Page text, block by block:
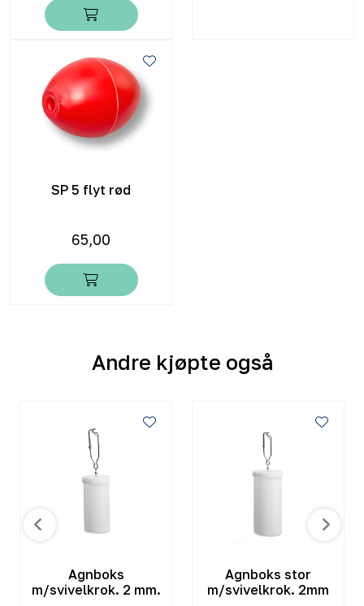
SP 5 flyt rød
65,00
Andre kjøpte også
Agnboks
m/svivelkrok. 2 mm.
Agnboks stor
m/svivelkrok. 2mm